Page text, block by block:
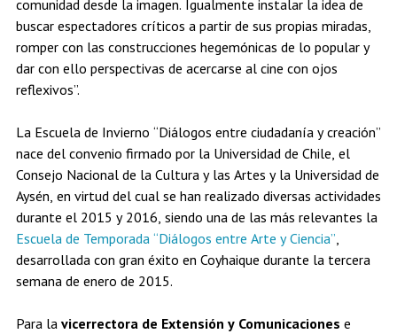
comunidad desde la imagen. Igualmente instalar la idea de
buscar espectadores críticos a partir de sus propias miradas,
romper con las construcciones hegemónicas de lo popular y
dar con ello perspectivas de acercarse al cine con ojos
reflexivos”.
La Escuela de Invierno “Diálogos entre ciudadanía y creación”
nace del convenio firmado por la Universidad de Chile, el
Consejo Nacional de la Cultura y las Artes y la Universidad de
Aysén, en virtud del cual se han realizado diversas actividades
durante el 2015 y 2016, siendo una de las más relevantes la
Escuela de Temporada “Diálogos entre Arte y Ciencia”,
desarrollada con gran éxito en Coyhaique durante la tercera
semana de enero de 2015.
Para la vicerrectora de Extensión y Comunicaciones e